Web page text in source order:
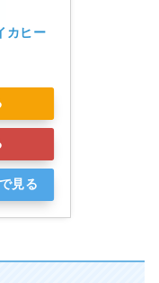
カヒー
見る